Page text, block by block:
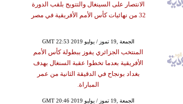
الانتصار على السينغال والتتويج بلقب الدورة
32 من نهائيات كأس الأمم الأفريقية في مصر
GMT 22:53 2019 الجمعة ,19 تموز / يوليو
المنتخب الجزائري يفوز ببطولة كأس الأمم
الأفريقية بعدما تخطوا عقبة السنغال بهدف
بغداد بونجاح في الدقيقة الثانية من عمر
المباراة.
GMT 20:46 2019 الجمعة ,19 تموز / يوليو